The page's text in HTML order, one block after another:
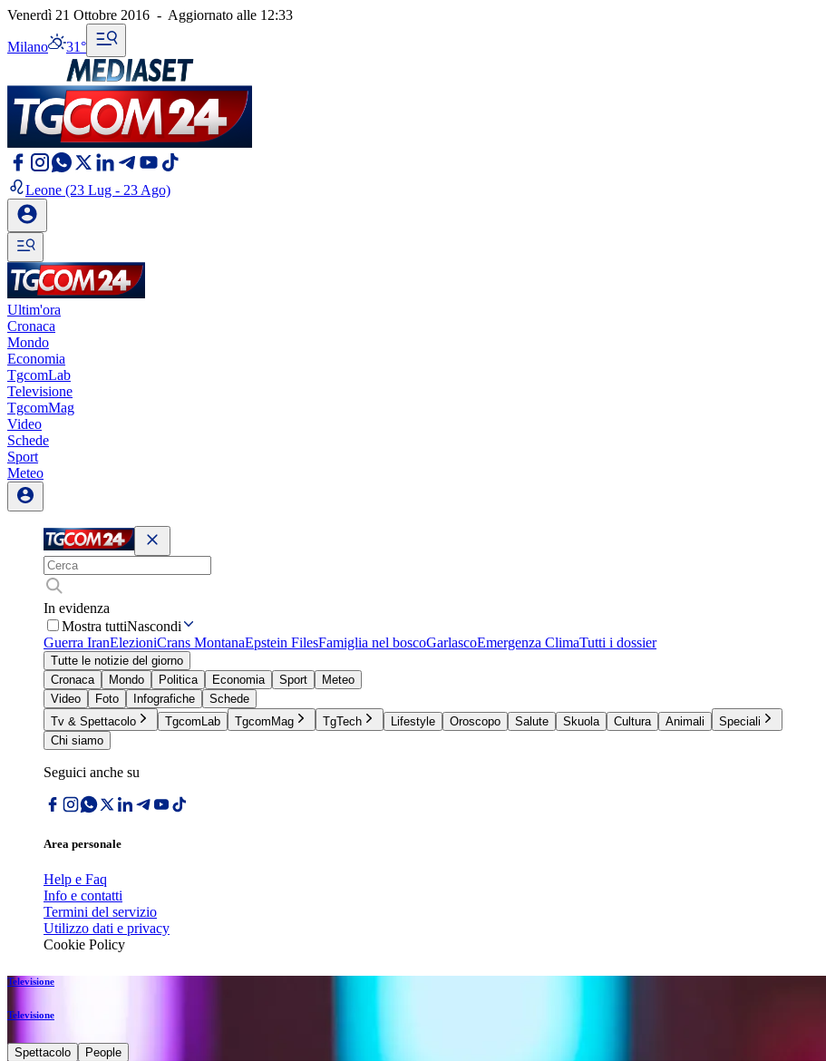
Venerdì 21 Ottobre 2016 - Aggiornato alle 12:33
Milano 31°
Leone (23 Lug - 23 Ago)
Ultim'ora
Cronaca
Mondo
Economia
TgcomLab
Televisione
TgcomMag
Video
Schede
Sport
Meteo
In evidenza
Mostra tuttiNascondi
Guerra IranElezioniCrans MontanaEpstein FilesFamiglia nel boscoGarlascoEmergenza ClimaTutti i dossier
Tutte le notizie del giorno
Cronaca
Mondo Politica Economia Sport
Meteo
Video
Foto Infografiche
Schede
Tv & Spettacolo
TgcomLab TgcomMag TgTech Lifestyle Oroscopo Salute Skuola Cultura Animali
Speciali
Chi siamo
Seguici anche su
Area personale
Help e Faq
Info e contatti
Termini del servizio
Utilizzo dati e privacy
Cookie Policy
Televisione
Televisione
Spettacolo People